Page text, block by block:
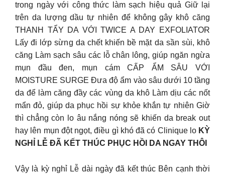
trong ngày với công thức làm sạch hiệu quả Giữ lại
trên da lượng dầu tự nhiên để không gây khô căng
THANH TẨY DA VỚI TWICE A DAY EXFOLIATOR
Lấy đi lớp sừng da chết khiến bề mặt da sần sùi, khô
căng Làm sạch sâu các lỗ chân lông, giúp ngăn ngừa
mụn đầu đen, mụn cám CẤP ẨM SÂU VỚI
MOISTURE SURGE Đưa độ ẩm vào sâu dưới 10 tầng
da để làm căng đầy các vùng da khô Làm dịu các nốt
mẩn đỏ, giúp da phục hồi sự khỏe khắn tự nhiên Giờ
thì chẳng còn lo âu nắng nóng sẽ khiến da break out
hay lên mụn đột ngọt, điều gì khó đã có Clinique lo KỲ
NGHỈ LỄ ĐÃ KẾT THÚC PHỤC HỒI DA NGAY THÔI
Vậy là kỳ nghỉ Lễ dài ngày đã kết thúc Bên cạnh thời